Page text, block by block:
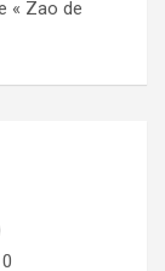
« Zao de